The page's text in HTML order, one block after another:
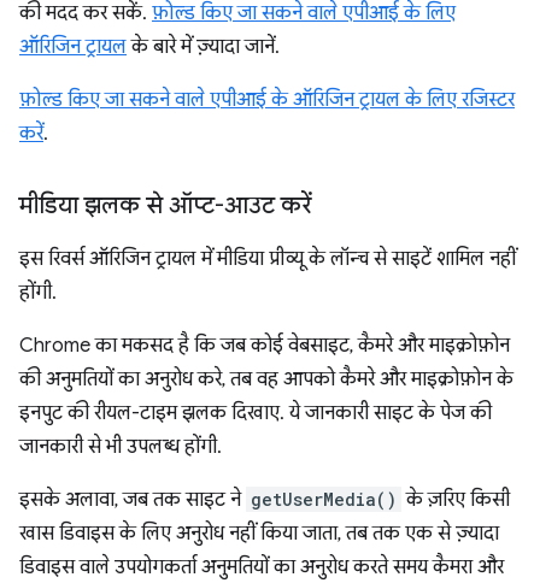
की मदद कर सकें. फ़ोल्ड किए जा सकने वाले एपीआई के लिए
ऑरिजिन ट्रायलके बारे में ज़्यादा जानें.
फ़ोल्ड किए जा सकने वाले एपीआई के ऑरिजिन ट्रायल के लिए रजिस्टर
करें.
मीडिया झलक से ऑप्ट-आउट करें
इस रिवर्स ऑरिजिन ट्रायल में मीडिया प्रीव्यू के लॉन्च से साइटें शामिल नहीं
होंगी.
Chrome का मकसद है कि जब कोई वेबसाइट, कैमरे और माइक्रोफ़ोन
की अनुमतियों का अनुरोध करे, तब वह आपको कैमरे और माइक्रोफ़ोन के
इनपुट की रीयल-टाइम झलक दिखाए. ये जानकारी साइट के पेज की
जानकारी से भी उपलब्ध होंगी.
इसके अलावा, जब तक साइट ने getUserMedia() के ज़रिए किसी
खास डिवाइस के लिए अनुरोध नहीं किया जाता, तब तक एक से ज़्यादा
डिवाइस वाले उपयोगकर्ता अनुमतियों का अनुरोध करते समय कैमरा और